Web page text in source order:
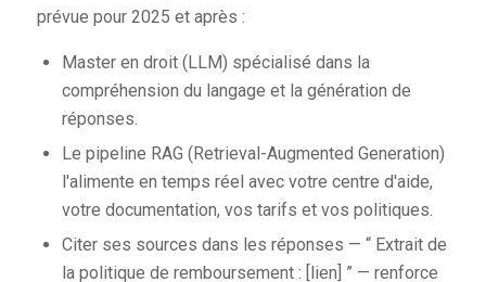
prévue pour 2025 et après :
Master en droit (LLM) spécialisé dans la
compréhension du langage et la génération de
réponses.
Le pipeline RAG (Retrieval-Augmented Generation)
l'alimente en temps réel avec votre centre d'aide,
votre documentation, vos tarifs et vos politiques.
Citer ses sources dans les réponses — “ Extrait de
la politique de remboursement : [lien] ” — renforce